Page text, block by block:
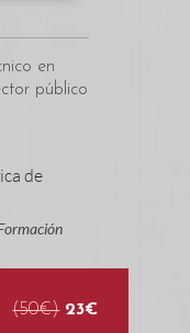
en
público
(50€) 23€